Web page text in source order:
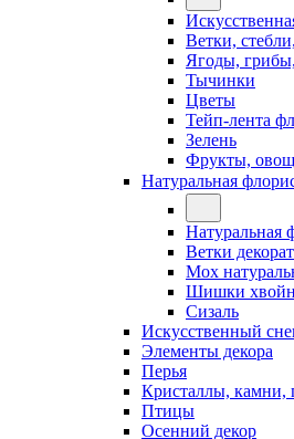
Ветки,
Ягоды,
Тычинки
Цветы
Тейп-лента
Зелень
Фрукты,
Натуральная
Натуральная
Ветки
Мох
Шишки
Сизаль
Искусственный
Элементы декора
Перья
Кристаллы, камни,
Птицы
Осенний декор